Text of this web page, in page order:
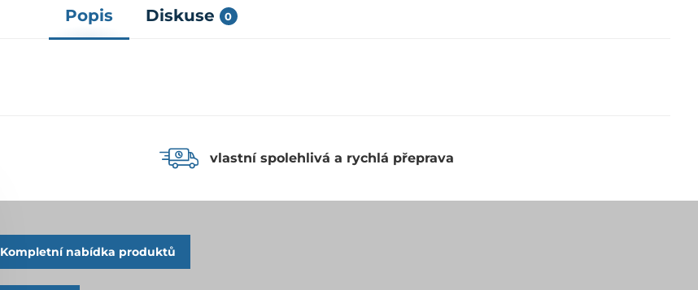
Popis Diskuse 0
vlastní spolehlivá a rychlá přeprava
Kompletní nabídka produktů